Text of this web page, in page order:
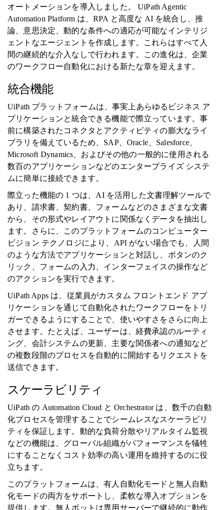
オートメーションを導入しました。 UiPath Agentic
Automation Platform は、RPA と高度な AI を統合し、推
論、意思決定、動的な条件への適応が可能なインテリジ
ェントなエージェントを作成します。これらはすべて人
間の継続的な介入なしで行われます。この進化は、企業
のワークフロー自動化における新たな章を迎えます。
統合機能
UiPath プラットフォームは、事実上あらゆるビジネス ア
プリケーションと統合できる機能で際立っています。事
前に構築されたコネクタとアクティビティの膨大なライ
ブラリを備えているため、SAP、Oracle、Salesforce、
Microsoft Dynamics、およびその他の一般的に使用される
数百のアプリケーションなどのエンタープライズ システ
ムに簡単に接続できます。
際立った機能の 1 つは、AI を活用した文書理解ツールで
あり、請求書、契約書、フォームなどのさまざまな文書
から、その形式やレイアウトに関係なくデータを抽出し
ます。さらに、このプラットフォームのコンピューター
ビジョン テクノロジにより、API がない場合でも、人間
のような方法でアプリケーションと対話し、ボタンのク
リック、フォームの入力、インターフェイスの操作など
のアクションを実行できます。
UiPath Apps は、従業員がカスタム フロントエンド アプ
リケーションを通じて自動化されたワークフローをトリ
ガーできるようにすることで、使いやすさをさらに向上
させます。たとえば、ユーザーは、経費承認のルーティ
ング、会計システムの更新、主要な関係者への通知など
の複数段階のプロセスを自動的に開始するリクエストを
送信できます。
スケーラビリティ
UiPath の Automation Cloud と Orchestrator は、数千の自動
化プロセスを管理することでシームレスなスケーラビリ
ティを保証します。動的な負荷分散やリアルタイム監視
などの機能は、グローバル組織がパフォーマンスを犠牲
にすることなくコスト効率の高い運用を維持するのに役
立ちます。
このプラットフォームは、有人自動化モードと無人自動
化モードの両方をサポートし、柔軟な導入オプションを
提供します。無人ボットは専用サーバーで継続的に動作